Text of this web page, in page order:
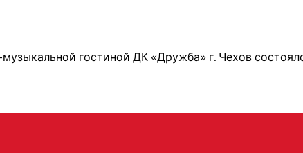
музыкальной гостиной ДК «Дружба» г. Чехов